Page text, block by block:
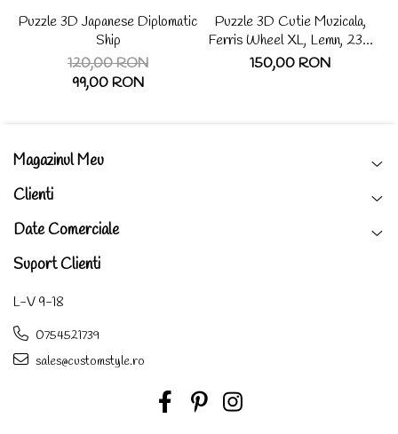
Puzzle 3D Japanese Diplomatic
Ship
120,00 RON
99,00 RON
Puzzle 3D Cutie Muzicala,
Ferris Wheel XL, Lemn, 232
de piese
150,00 RON
Magazinul Meu
Clienti
Date Comerciale
Suport Clienti
L-V 9-18
0754521739
sales@customstyle.ro